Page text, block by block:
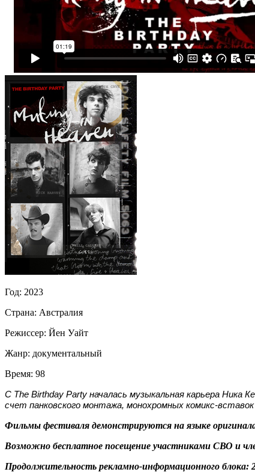
Год: 2023
Страна: Австралия
Режиссер: Йен Уайт
Жанр: документальный
Время: 98
С The Birthday Party началась музыкальная карьера
счет панковского монтажа, монохромных комикс-
Фильмы фестиваля демонстрируются на языке
Возможно бесплатное посещение участниками СВО и
Продолжительность рекламно-информационного блока: